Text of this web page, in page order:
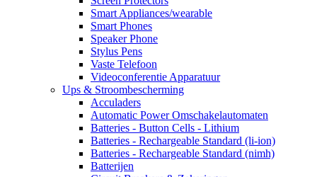
Smart Appliances/wearable
Smart Phones
Speaker Phone
Stylus Pens
Vaste Telefoon
Videoconferentie Apparatuur
Ups & Stroombescherming
Acculaders
Automatic Power Omschakelautomaten
Batteries - Button Cells - Lithium
Batteries - Rechargeable Standard (li-ion)
Batteries - Rechargeable Standard (nimh)
Batterijen